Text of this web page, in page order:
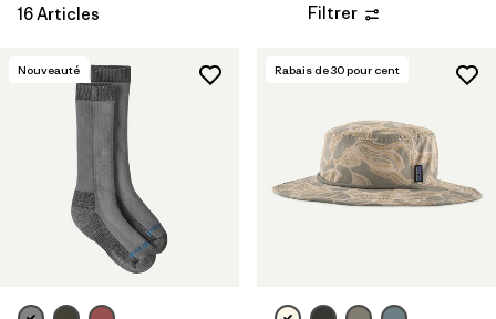
Caractéristiques
16 Articles Filtrer
Nouveauté Rabais de30pour cent